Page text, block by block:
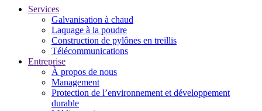
Services
Galvanisation à chaud
Laquage à la poudre
Construction de pylônes en treillis
Télécommunications
Entreprise
À propos de nous
Management
Protection de l’environnement et développement
durable